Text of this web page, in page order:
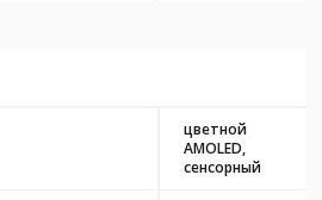
цветной
AMOLED,
сенсорный